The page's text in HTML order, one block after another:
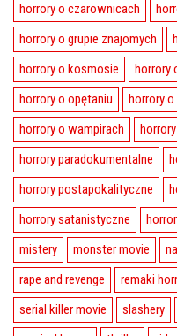
horrory o czarownicach
horrory o grupie znajomych
horrory o kosmosie
horrory
horrory o opętaniu
horrory
horrory o wampirach
horrory paradokumentalne
horrory postapokalityczne
horrory satanistyczne
mistery
monster movie
rape and revenge
remaki
serial killer movie
slashery